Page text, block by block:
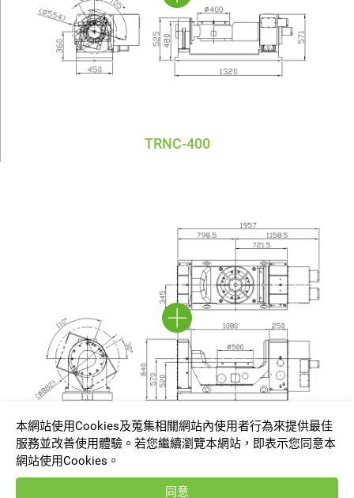
TRNC-400
本網站使用Cookies及蒐集相關網站內使用者行為來提供最佳
服務並改善使用體驗。若您繼續瀏覽本網站，即表示您同意本
網站使用Cookies。
同意